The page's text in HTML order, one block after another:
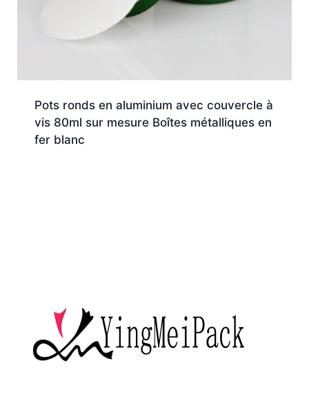
Pots ronds en aluminium avec couvercle à
vis 80ml sur mesure Boîtes métalliques en
fer blanc